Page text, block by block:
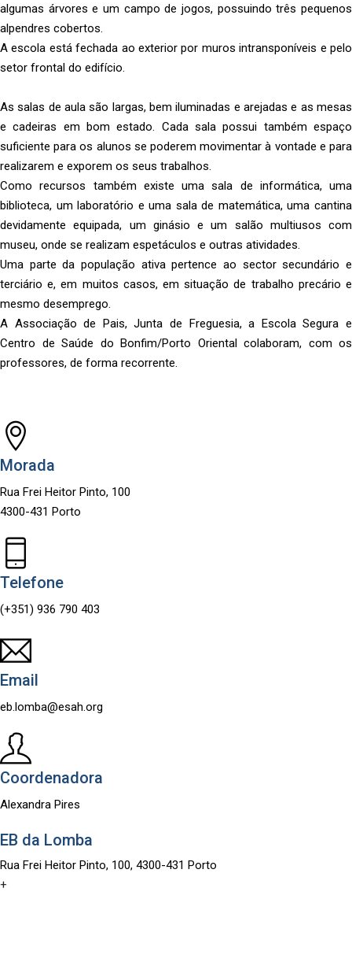
algumas árvores e um campo de jogos, possuindo três pequenos
alpendres cobertos.
A escola está fechada ao exterior por muros intransponíveis e pelo
setor frontal do edifício.
As salas de aula são largas, bem iluminadas e arejadas e as mesas
e cadeiras em bom estado. Cada sala possui também espaço
suficiente para os alunos se poderem movimentar à vontade e para
realizarem e exporem os seus trabalhos.
Como recursos também existe uma sala de informática, uma
biblioteca, um laboratório e uma sala de matemática, uma cantina
devidamente equipada, um ginásio e um salão multiusos com
museu, onde se realizam espetáculos e outras atividades.
Uma parte da população ativa pertence ao sector secundário e
terciário e, em muitos casos, em situação de trabalho precário e
mesmo desemprego.
A Associação de Pais, Junta de Freguesia, a Escola Segura e
Centro de Saúde do Bonfim/Porto Oriental colaboram, com os
professores, de forma recorrente.
Morada
Rua Frei Heitor Pinto, 100
4300-431 Porto
Telefone
(+351) 936 790 403
Email
eb.lomba@esah.org
Coordenadora
Alexandra Pires
EB da Lomba
Rua Frei Heitor Pinto, 100, 4300-431 Porto
+